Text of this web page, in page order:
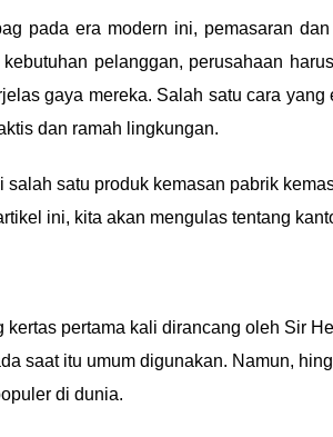
pada era modern ini, pemasaran
pelanggan, perusahaan
gaya mereka. Salah satu cara
dan ramah lingkungan.
salah satu produk kemasan pabrik
ini, kita akan mengulas tentang
kertas pertama kali dirancang oleh Sir
saat itu umum digunakan. Namun,
di dunia.